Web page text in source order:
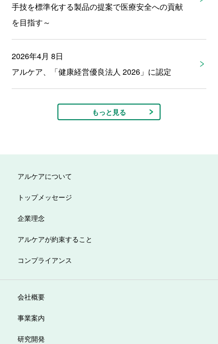
手技を標準化する製品の提案で医療安全への貢献
を目指す～
2026年4月 8日
アルケア、「健康経営優良法人 2026」に認定
もっと見る
アルケアについて
トップメッセージ
企業理念
アルケアが約束すること
コンプライアンス
会社概要
事業案内
研究開発